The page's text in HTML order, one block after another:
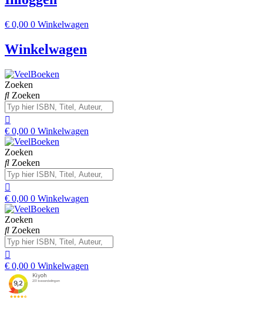
€ 0,00 0 Winkelwagen
Winkelwagen
Zoeken
Zoeken
€ 0,00 0 Winkelwagen
Zoeken
Zoeken
€ 0,00 0 Winkelwagen
Zoeken
Zoeken
€ 0,00 0 Winkelwagen